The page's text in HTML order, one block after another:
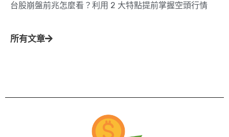
台股崩盤前兆怎麼看？利用 2 大特點提前掌握空頭行情
所有文章